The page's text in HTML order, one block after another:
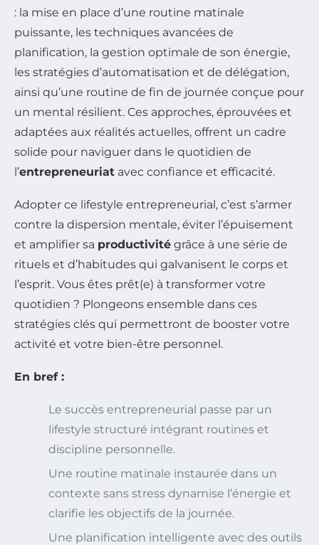
: la mise en place d’une routine matinale
puissante, les techniques avancées de
planification, la gestion optimale de son énergie,
les stratégies d’automatisation et de délégation,
ainsi qu’une routine de fin de journée conçue pour
un mental résilient. Ces approches, éprouvées et
adaptées aux réalités actuelles, offrent un cadre
solide pour naviguer dans le quotidien de
l’entrepreneuriat avec confiance et efficacité.
Adopter ce lifestyle entrepreneurial, c’est s’armer
contre la dispersion mentale, éviter l’épuisement
et amplifier sa productivité grâce à une série de
rituels et d’habitudes qui galvanisent le corps et
l’esprit. Vous êtes prêt(e) à transformer votre
quotidien ? Plongeons ensemble dans ces
stratégies clés qui permettront de booster votre
activité et votre bien-être personnel.
En bref :
Le succès entrepreneurial passe par un
lifestyle structuré intégrant routines et
discipline personnelle.
Une routine matinale instaurée dans un
contexte sans stress dynamise l’énergie et
clarifie les objectifs de la journée.
Une planification intelligente avec des outils